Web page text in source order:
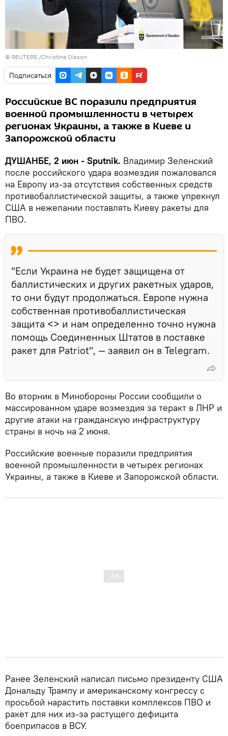
© REUTERS /Christine Olsson
Подписаться
Российские ВС поразили предприятия
военной промышленности в четырех
регионах Украины, а также в Киеве и
Запорожской области
ДУШАНБЕ, 2 июн - Sputnik. Владимир Зеленский
после российского удара возмездия пожаловался
на Европу из-за отсутствия собственных средств
противобаллистической защиты, а также упрекнул
США в нежелании поставлять Киеву ракеты для
ПВО.
"Если Украина не будет защищена от
баллистических и других ракетных ударов,
то они будут продолжаться. Европе нужна
собственная противобаллистическая
защита <> и нам определенно точно нужна
помощь Соединенных Штатов в поставке
ракет для Patriot", — заявил он в Telegram.
Во вторник в Минобороны России сообщили о
массированном ударе возмездия за теракт в ЛНР и
другие атаки на гражданскую инфраструктуру
страны в ночь на 2 июня.
Российские военные поразили предприятия
военной промышленности в четырех регионах
Украины, а также в Киеве и Запорожской области.
Ранее Зеленский написал письмо президенту США
Дональду Трампу и американскому конгрессу с
просьбой нарастить поставки комплексов ПВО и
ракет для них из-за растущего дефицита
боеприпасов в ВСУ.